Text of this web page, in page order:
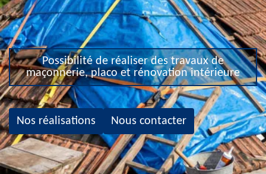
Possibilité de réaliser des travaux de
maçonnerie, placo et rénovation intérieure
Nos réalisations Nous contacter